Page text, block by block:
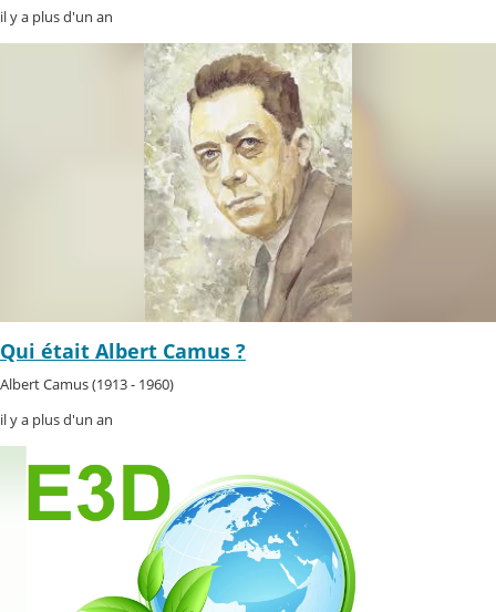
il y a plus d'un an
Qui était Albert Camus ?
Albert Camus (1913 - 1960)
il y a plus d'un an